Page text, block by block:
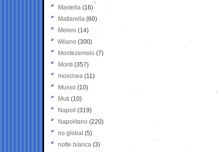
Mastella (16)
Mattarella (60)
Meloni (14)
Milano (300)
Montezemolo (7)
Monti (357)
moschea (11)
Musso (10)
Muti (10)
Napoli (319)
Napolitano (220)
no global (5)
notte bianca (3)